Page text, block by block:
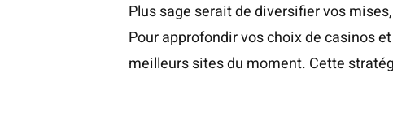
Plus sage serait de diversifier vos
Pour approfondir vos choix de casinos
meilleurs sites du moment. Cette